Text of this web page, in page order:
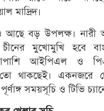
মাদ্রিদ।
আছে বড় উপলক্ষ। নারী
মুখোমুখি হবে
আইপিএল ও
থাকছেই। একনজরে
সময়সূচি ও টিভি